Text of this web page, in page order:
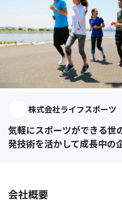
株式会社ライフスポーツ
気軽にスポーツができる世
発技術を活かして成長中の
会社概要